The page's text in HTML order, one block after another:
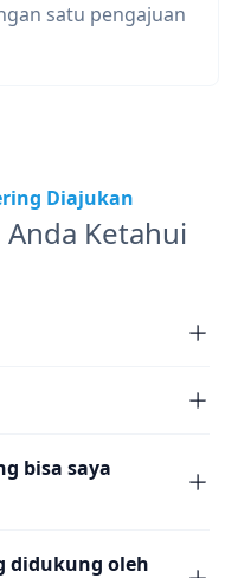
satu pengajuan
Diajukan
Anda Ketahui
bisa saya
didukung oleh